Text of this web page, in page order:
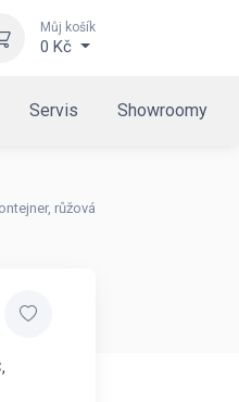
Můj košík
0 Kč
Servis Showroomy
růžová